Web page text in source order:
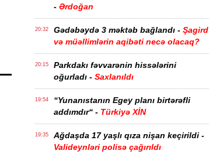
- Ərdoğan
20:32 Gədəbəydə 3 məktəb bağlandı - Şagird
və müəllimlərin aqibəti necə olacaq?
20:15
Parkdakı fəvvarənin hissələrini
oğurladı - Saxlanıldı
19:54
“Yunanıstanın Egey planı birtərəfli
addımdır“ - Türkiyə XİN
19:35
Ağdaşda 17 yaşlı qıza nişan keçirildi -
Valideynləri polisə çağırıldı